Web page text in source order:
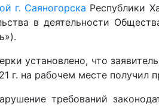
г. Саяногорска Республики
в деятельности
установлено, что
г. на рабочем месте получил
требований